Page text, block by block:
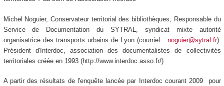
Michel Noguier, Conservateur territorial des bibliothèques, Responsable du
Service de Documentation du SYTRAL, syndicat mixte autorité
organisatrice des transports urbains de Lyon (courriel : noguier@sytral.fr).
Président d'Interdoc, association des documentalistes de collectivités
territoriales créée en 1993 (http://www.interdoc.asso.fr/)
A partir des résultats de l'enquête lancée par Interdoc courant 2009 pour